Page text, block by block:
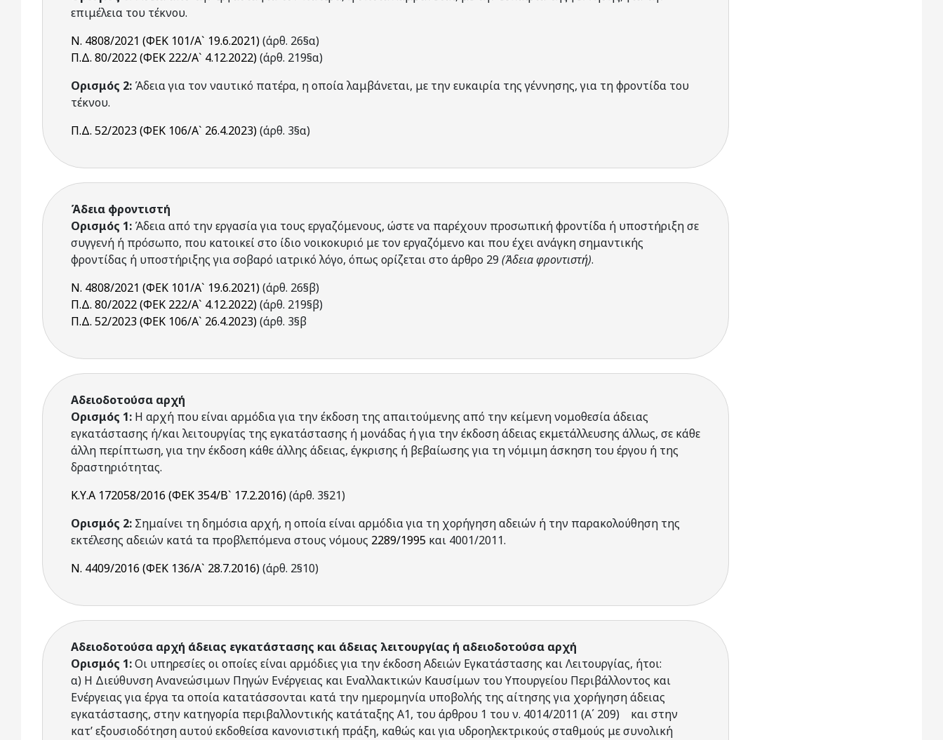
επιμέλεια του τέκνου.
Ν. 4808/2021 (ΦΕΚ 101/Α` 19.6.2021)(άρθ. 26§α)
Π.Δ. 80/2022 (ΦΕΚ 222/Α` 4.12.2022)(άρθ. 219§α)
Ορισμός 2: Άδεια για τον ναυτικό πατέρα, η οποία λαμβάνεται, με την ευκαιρία της γέννησης, για τη φροντίδα του
τέκνου.
Π.Δ. 52/2023 (ΦΕΚ 106/Α` 26.4.2023)(άρθ. 3§α)
Άδεια φροντιστή
Ορισμός 1: Άδεια από την εργασία για τους εργαζόμενους, ώστε να παρέχουν προσωπική φροντίδα ή υποστήριξη σε
συγγενή ή πρόσωπο, που κατοικεί στο ίδιο νοικοκυριό με τον εργαζόμενο και που έχει ανάγκη σημαντικής
φροντίδας ή υποστήριξης για σοβαρό ιατρικό λόγο, όπως ορίζεται στο άρθρο 29 (Άδεια φροντιστή).
Ν. 4808/2021 (ΦΕΚ 101/Α` 19.6.2021)(άρθ. 26§β)
Π.Δ. 80/2022 (ΦΕΚ 222/Α` 4.12.2022)(άρθ. 219§β)
Π.Δ. 52/2023 (ΦΕΚ 106/Α` 26.4.2023)(άρθ. 3§β
Αδειοδοτούσα αρχή
Ορισμός 1: Η αρχή που είναι αρμόδια για την έκδοση της απαιτούμενης από την κείμενη νομοθεσία άδειας
εγκατάστασης ή/και λειτουργίας της εγκατάστασης ή μονάδας ή για την έκδοση άδειας εκμετάλλευσης άλλως, σε κάθε
άλλη περίπτωση, για την έκδοση κάθε άλλης άδειας, έγκρισης ή βεβαίωσης για τη νόμιμη άσκηση του έργου ή της
δραστηριότητας.
Κ.Υ.Α 172058/2016 (ΦΕΚ 354/Β` 17.2.2016)(άρθ. 3§21)
Ορισμός 2: Σημαίνει τη δημόσια αρχή, η οποία είναι αρμόδια για τη χορήγηση αδειών ή την παρακολούθηση της
εκτέλεσης αδειών κατά τα προβλεπόμενα στους νόμους 2289/1995 και 4001/2011.
Ν. 4409/2016 (ΦΕΚ 136/Α` 28.7.2016)(άρθ. 2§10)
Αδειοδοτούσα αρχή άδειας εγκατάστασης και άδειας λειτουργίας ή αδειοδοτούσα αρχή
Ορισμός 1:Οι υπηρεσίες οι οποίες είναι αρμόδιες για την έκδοση Αδειών Εγκατάστασης και Λειτουργίας, ήτοι:
α) Η Διεύθυνση Ανανεώσιμων Πηγών Ενέργειας και Εναλλακτικών Καυσίμων του Υπουργείου Περιβάλλοντος και
Ενέργειας για έργα τα οποία κατατάσσονται κατά την ημερομηνία υποβολής της αίτησης για χορήγηση άδειας
εγκατάστασης, στην κατηγορία περιβαλλοντικής κατάταξης Α1, του άρθρου 1 του ν. 4014/2011 (Α΄ 209) και στην
κατ’ εξουσιοδότηση αυτού εκδοθείσα κανονιστική πράξη, καθώς και για υδροηλεκτρικούς σταθμούς με συνολική